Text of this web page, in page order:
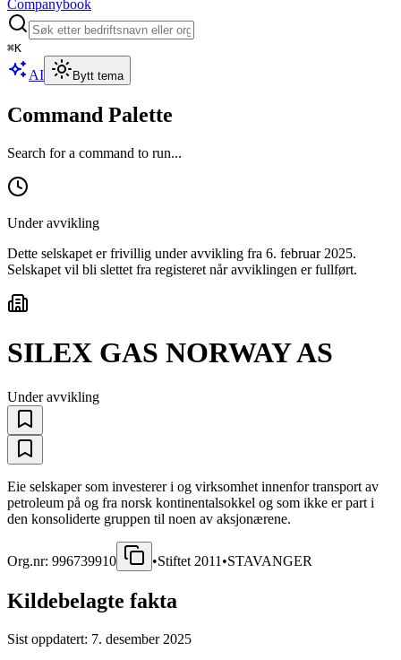
Companybook
⌘K
AI Bytt tema
Command Palette
Search for a command to run...
Under avvikling
Dette selskapet er frivillig under avvikling fra 6. februar 2025.
Selskapet vil bli slettet fra registeret når avviklingen er fullført.
SILEX GAS NORWAY AS
Under avvikling
Eie selskaper som investerer i og virksomhet innenfor transport av
petroleum på og fra norsk kontinentalsokkel og som ikke er part i
den konsoliderte gruppen til noen av aksjonærene.
Org.nr: 996739910 •Stiftet 2011 •STAVANGER
Kildebelagte fakta
Sist oppdatert: 7. desember 2025